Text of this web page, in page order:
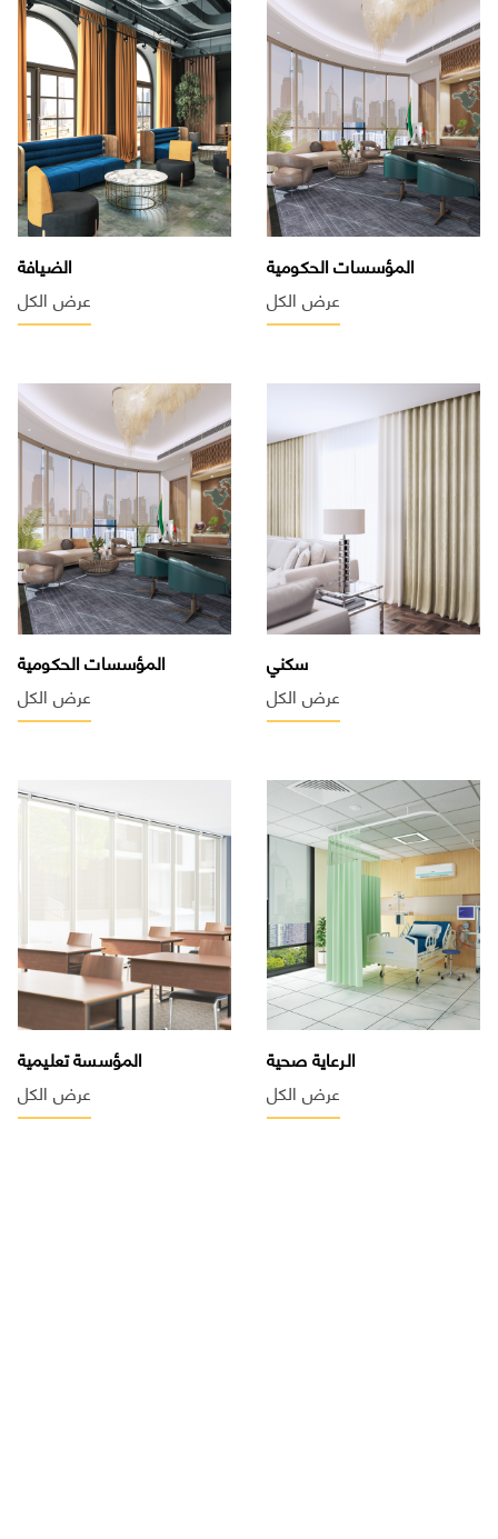
الضيافة
عرض الكل
المؤسسات الحكومية
عرض الكل
المؤسسات الحكومية
عرض الكل
سكني
عرض الكل
المؤسسة تعليمية
عرض الكل
الرعاية صحية
عرض الكل